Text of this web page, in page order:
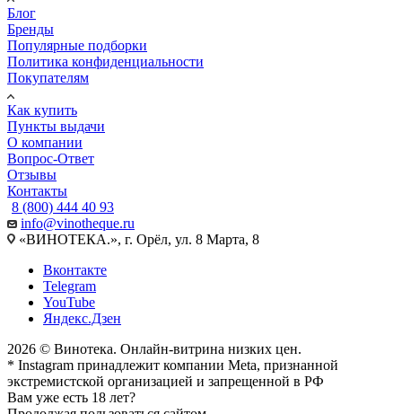
Блог
Бренды
Популярные подборки
Политика конфиденциальности
Покупателям
Как купить
Пункты выдачи
О компании
Вопрос-Ответ
Отзывы
Контакты
8 (800) 444 40 93
info@vinotheque.ru
«ВИНОТЕКА.», г. Орёл, ул. 8 Марта, 8
Вконтакте
Telegram
YouTube
Яндекс.Дзен
2026 © Винотека. Онлайн-витрина низких цен.
* Instagram принадлежит компании Meta, признанной
экстремистской организацией и запрещенной в РФ
Вам уже есть 18 лет?